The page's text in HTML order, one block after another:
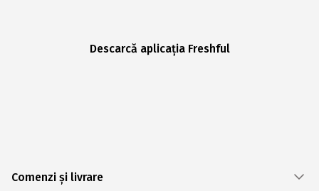
Descarcă aplicația Freshful
Comenzi și livrare